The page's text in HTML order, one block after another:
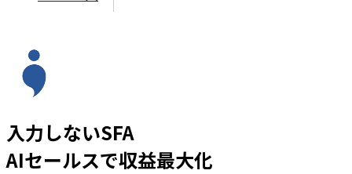
入力しないSFA
AIセールスで収益最大化